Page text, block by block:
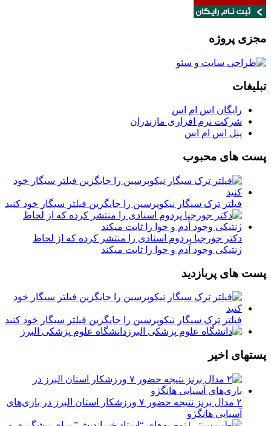
مجزی پروژه
تبلیغات
رایگان اس ام اس
شرکت نرم افزاری مازندران
پنل اس ام اس
پست های محبوب
فیلتر ترک سیگار نیکوپرسین را جایگزین فیلتر سیگار خود کنید
دکتر جورجیا پردوم اسنادی را منتشر کرده که از لحاظ
ژنتیکی وجود آدم و حوا را ثابت میکند
پست های پربازدید
فیلتر ترک سیگار نیکوپرسین را جایگزین فیلتر سیگار خود کنید
دانشگاه علوم پزشکی البرز
پستهای اخیر
۲ مدال برنز نتیجه حضور ۷ ورزشکار استان البرز در بازی‌های
آسیایی هانگژو